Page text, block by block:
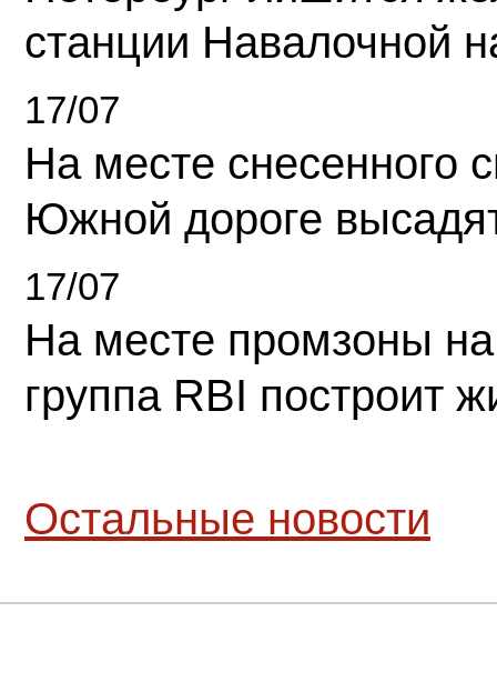
станции Навалочной
17/07
На месте снесенного
Южной дороге
17/07
На месте промзоны
группа RBI построит
Остальные новости